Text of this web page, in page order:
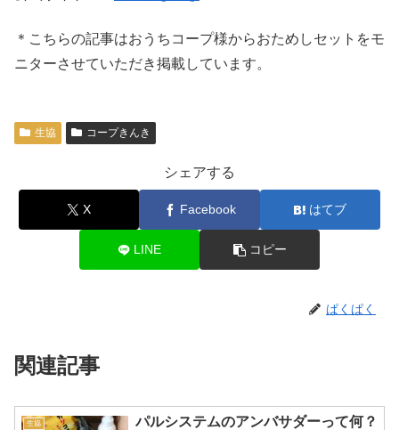
＊こちらの記事はおうちコープ様からおためしセットをモ
ニターさせていただき掲載しています。
生協 コープきんき
シェアする
X Facebook はてブ
LINE コピー
ぱくぱく
関連記事
生協
パルシステムのアンバサダーって何？